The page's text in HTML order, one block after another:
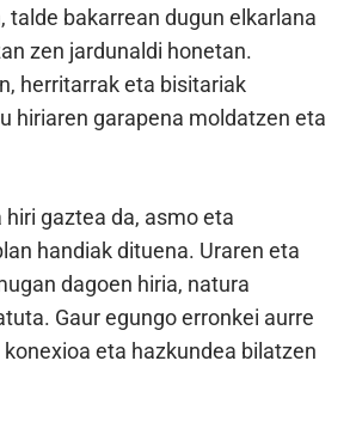
talde bakarrean dugun elkarlana
zen jardunaldi honetan.
herritarrak eta bisitariak
hiriaren garapena moldatzen eta
gaztea da, asmo eta
handiak dituena. Uraren eta
dagoen hiria, natura
Gaur egungo erronkei aurre
eta hazkundea bilatzen